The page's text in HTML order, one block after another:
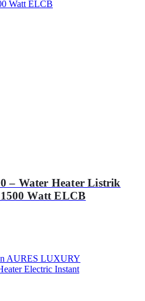
– Water Heater Listrik
Watt ELCB